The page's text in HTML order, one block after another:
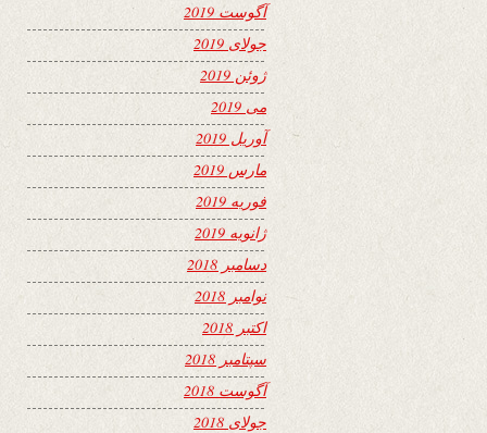
آگوست 2019
جولای 2019
ژوئن 2019
می 2019
آوریل 2019
مارس 2019
فوریه 2019
ژانویه 2019
دسامبر 2018
نوامبر 2018
اکتبر 2018
سپتامبر 2018
آگوست 2018
جولای 2018